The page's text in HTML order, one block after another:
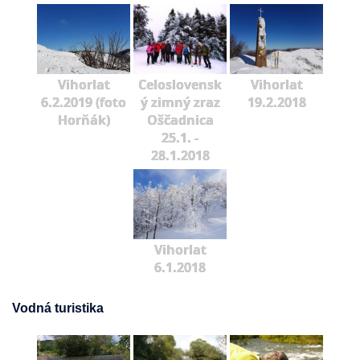
Vihorlat
6.2.2019 (foto
Horňák)
Celoslovensk
ý zimný zraz
Oščadnica
25.1. -
28.1.2018
Vihorlat
19.2.2018
Vihorlat
6.1.2018
Vodná turistika